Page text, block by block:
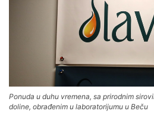
Ponuda u duhu vremena, sa prirodnim
doline, obrađenim u laboratorijumu u Beču